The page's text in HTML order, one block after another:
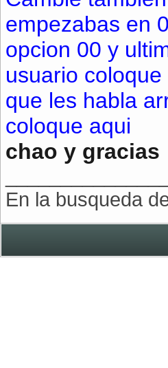
empezabas en
opcion 00 y
usuario
que les habla
coloque aqui
chao y gracias
En la busqueda